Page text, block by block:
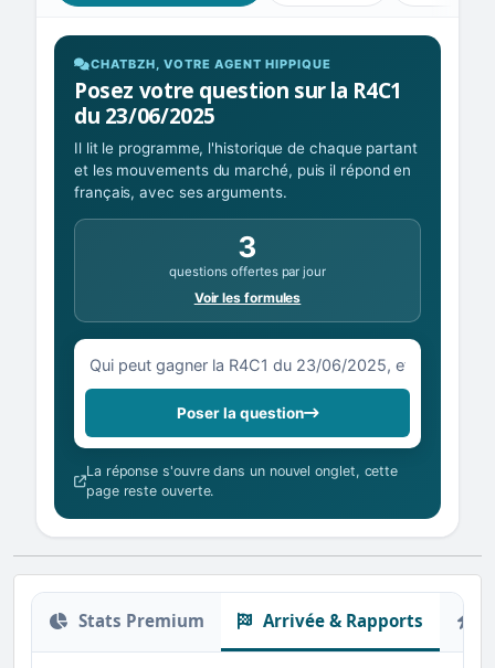
CHATBZH, VOTRE AGENT HIPPIQUE
Posez votre question sur la R4C1
du 23/06/2025
Il lit le programme, l'historique de chaque partant
et les mouvements du marché, puis il répond en
français, avec ses arguments.
3
questions offertes par jour
Voir les formules
Votre question sur la R4C1 du 23/06/2025
Poser la question
La réponse s'ouvre dans un nouvel onglet, cette
page reste ouverte.
Stats Premium Arrivée & Rapports